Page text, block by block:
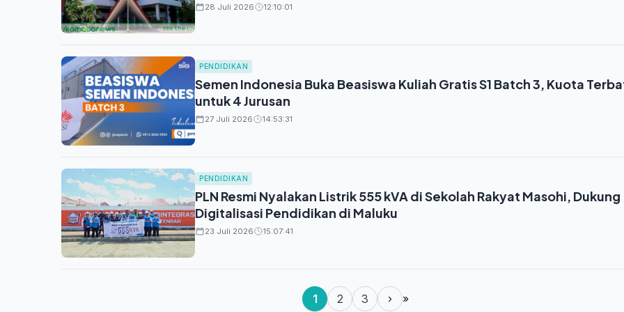
28 Juli 2026 12:10:01
PENDIDIKAN
Semen Indonesia Buka Beasiswa Kuliah Gratis S1 Batch 3, Kuota
untuk 4 Jurusan
27 Juli 2026 14:53:31
PENDIDIKAN
PLN Resmi Nyalakan Listrik 555 kVA di Sekolah Rakyat Masohi, Dukung
Digitalisasi Pendidikan di Maluku
23 Juli 2026 15:07:41
1 2 3 › »